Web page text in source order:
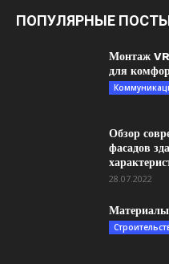
ПОПУЛЯРНЫЕ
Монтаж
для
Обзор
фасадов
28.07.2022
Материалы